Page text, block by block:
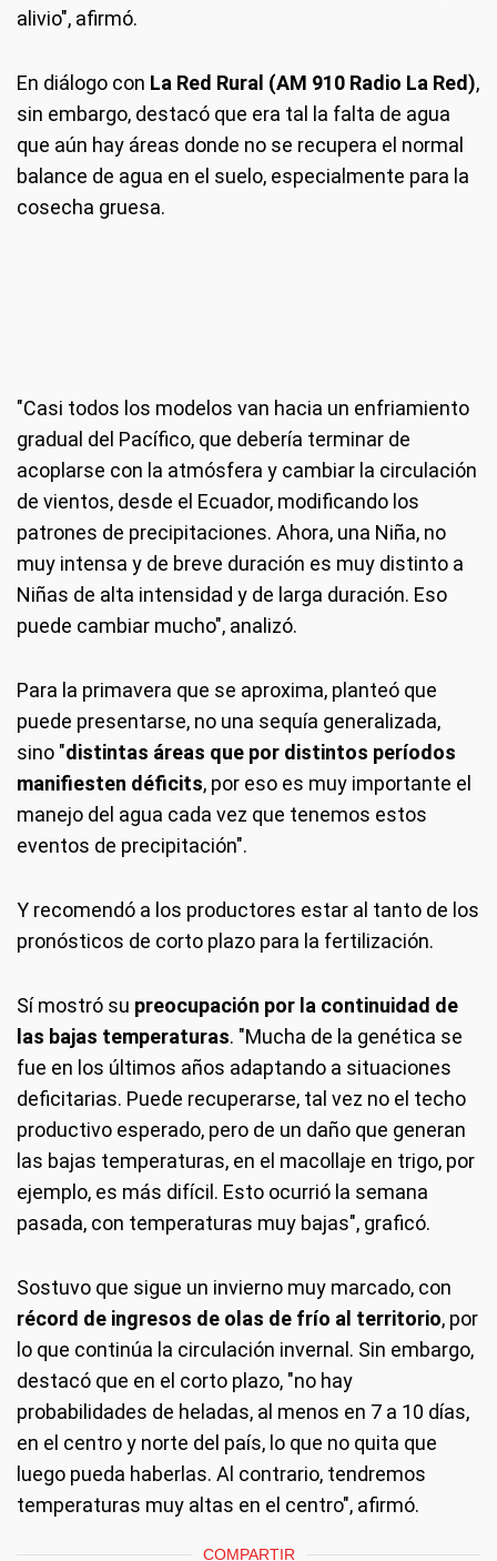
alivio", afirmó.
En diálogo con La Red Rural (AM 910 Radio La Red),
sin embargo, destacó que era tal la falta de agua
que aún hay áreas donde no se recupera el normal
balance de agua en el suelo, especialmente para la
cosecha gruesa.
"Casi todos los modelos van hacia un enfriamiento
gradual del Pacífico, que debería terminar de
acoplarse con la atmósfera y cambiar la circulación
de vientos, desde el Ecuador, modificando los
patrones de precipitaciones. Ahora, una Niña, no
muy intensa y de breve duración es muy distinto a
Niñas de alta intensidad y de larga duración. Eso
puede cambiar mucho", analizó.
Para la primavera que se aproxima, planteó que
puede presentarse, no una sequía generalizada,
sino "distintas áreas que por distintos períodos
manifiesten déficits, por eso es muy importante el
manejo del agua cada vez que tenemos estos
eventos de precipitación".
Y recomendó a los productores estar al tanto de los
pronósticos de corto plazo para la fertilización.
Sí mostró su preocupación por la continuidad de
las bajas temperaturas. "Mucha de la genética se
fue en los últimos años adaptando a situaciones
deficitarias. Puede recuperarse, tal vez no el techo
productivo esperado, pero de un daño que generan
las bajas temperaturas, en el macollaje en trigo, por
ejemplo, es más difícil. Esto ocurrió la semana
pasada, con temperaturas muy bajas", graficó.
Sostuvo que sigue un invierno muy marcado, con
récord de ingresos de olas de frío al territorio, por
lo que continúa la circulación invernal. Sin embargo,
destacó que en el corto plazo, "no hay
probabilidades de heladas, al menos en 7 a 10 días,
en el centro y norte del país, lo que no quita que
luego pueda haberlas. Al contrario, tendremos
temperaturas muy altas en el centro", afirmó.
COMPARTIR